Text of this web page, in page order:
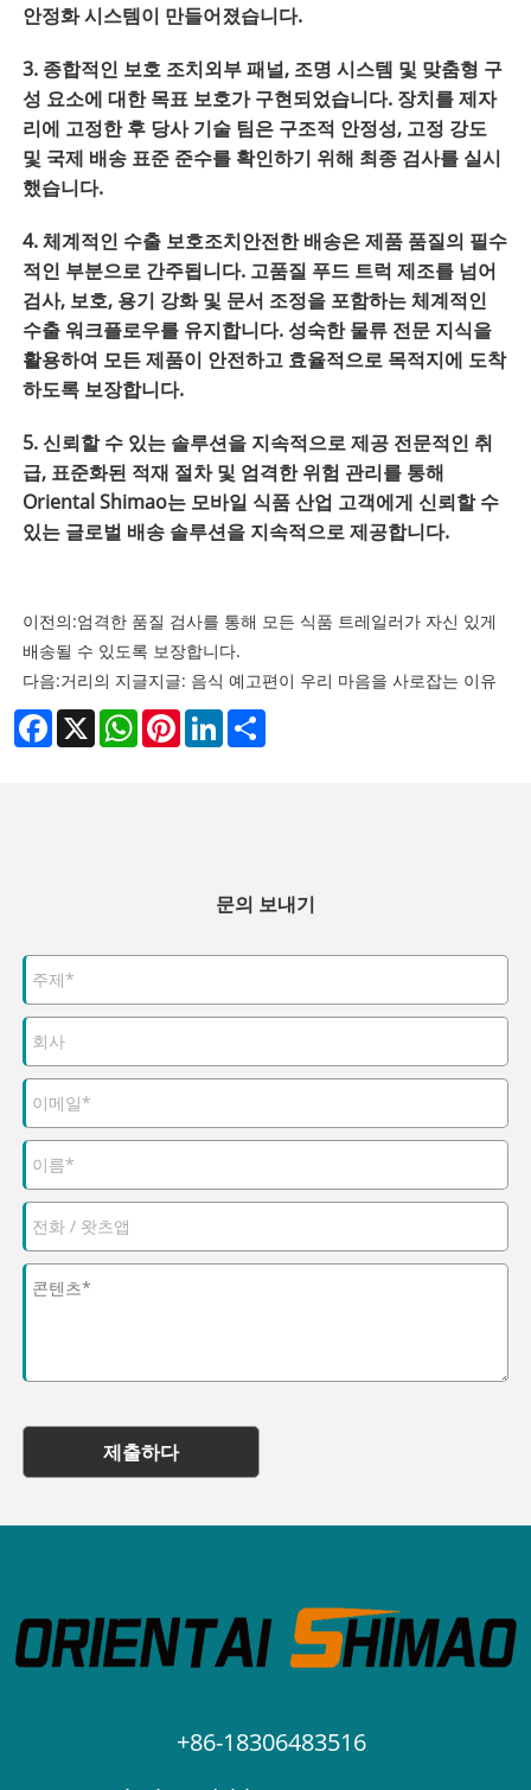
안정화 시스템이 만들어졌습니다.
3. 종합적인 보호 조치외부 패널, 조명 시스템 및 맞춤형 구
성 요소에 대한 목표 보호가 구현되었습니다. 장치를 제자
리에 고정한 후 당사 기술 팀은 구조적 안정성, 고정 강도
및 국제 배송 표준 준수를 확인하기 위해 최종 검사를 실시
했습니다.
4. 체계적인 수출 보호조치안전한 배송은 제품 품질의 필수
적인 부분으로 간주됩니다. 고품질 푸드 트럭 제조를 넘어
검사, 보호, 용기 강화 및 문서 조정을 포함하는 체계적인
수출 워크플로우를 유지합니다. 성숙한 물류 전문 지식을
활용하여 모든 제품이 안전하고 효율적으로 목적지에 도착
하도록 보장합니다.
5. 신뢰할 수 있는 솔루션을 지속적으로 제공 전문적인 취
급, 표준화된 적재 절차 및 엄격한 위험 관리를 통해
Oriental Shimao는 모바일 식품 산업 고객에게 신뢰할 수
있는 글로벌 배송 솔루션을 지속적으로 제공합니다.
이전의:엄격한 품질 검사를 통해 모든 식품 트레일러가 자신 있게
배송될 수 있도록 보장합니다.
다음:거리의 지글지글: 음식 예고편이 우리 마음을 사로잡는 이유
Facebook
X WhatsAppPinterestLinkedIn
문의 보내기
제출하다
+86-18306483516